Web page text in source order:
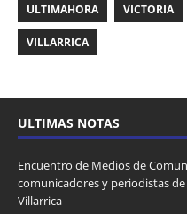
ULTIMAHORA VICTORIA
VILLARRICA
ULTIMAS NOTAS
Encuentro de Medios de
comunicadores y periodistas
Villarrica